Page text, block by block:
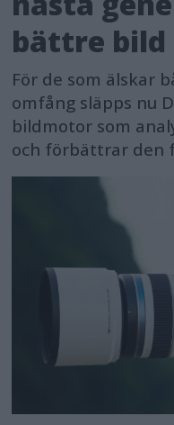
bättre bild
För de som älskar
omfång släpps nu
bildmotor som
och förbättrar den